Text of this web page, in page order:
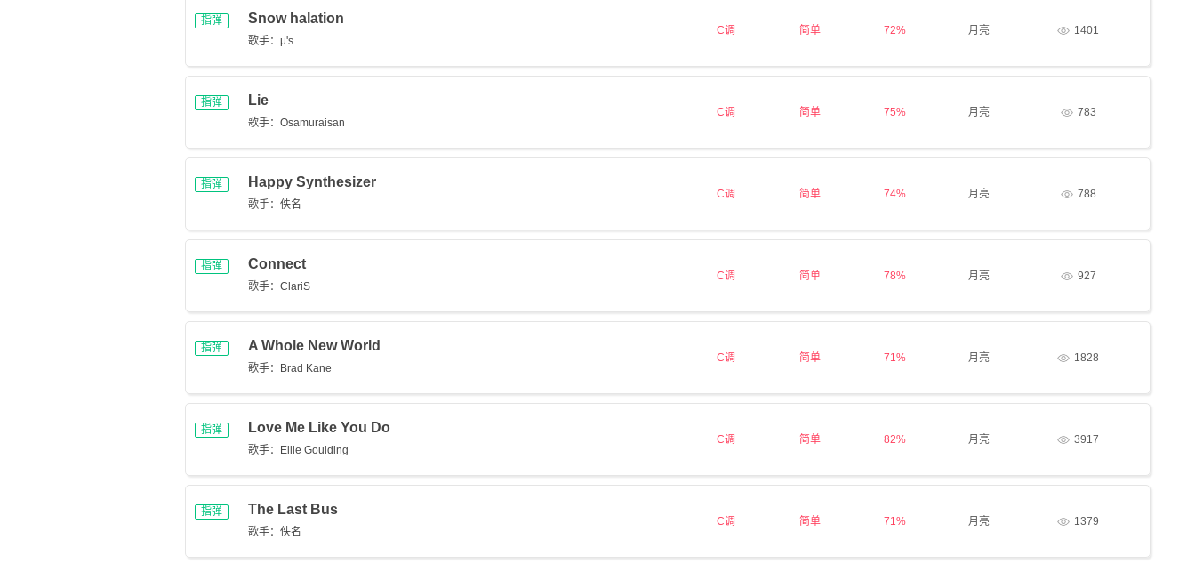
指弹 Snow halation
歌手：μ's
C调 简单 72% 月亮 1401
指弹 Lie
歌手：Osamuraisan
C调 简单 75% 月亮 783
指弹 Happy Synthesizer
歌手：佚名
C调 简单 74% 月亮 788
指弹 Connect
歌手：ClariS
C调 简单 78% 月亮 927
指弹 A Whole New World
歌手：Brad Kane
C调 简单 71% 月亮 1828
指弹 Love Me Like You Do
歌手：Ellie Goulding
C调 简单 82% 月亮 3917
指弹 The Last Bus
歌手：佚名
C调 简单 71% 月亮 1379